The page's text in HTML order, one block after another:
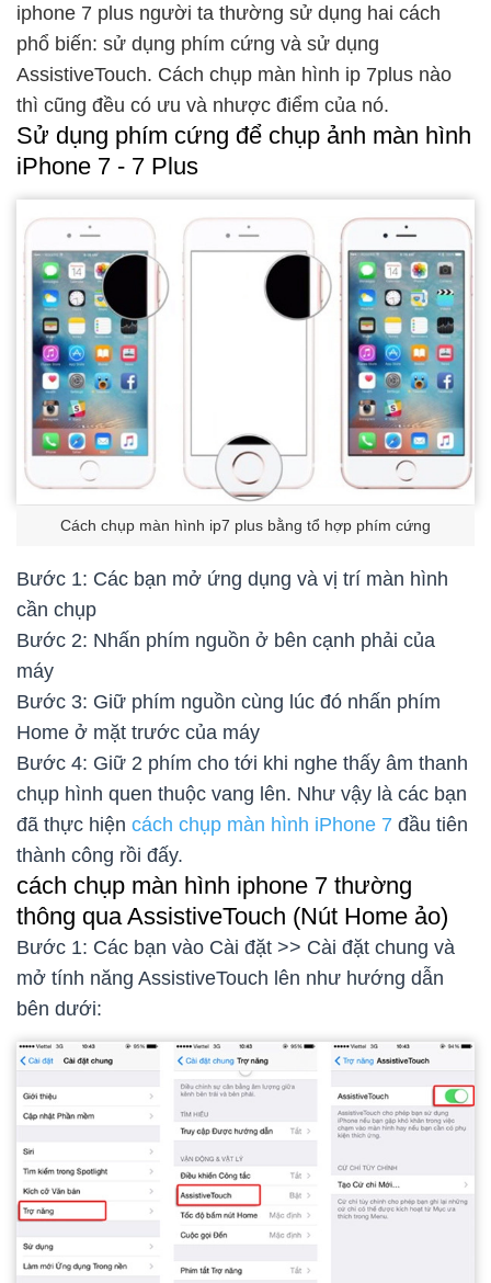
iphone 7 plus người ta thường sử dụng hai cách
phổ biến: sử dụng phím cứng và sử dụng
AssistiveTouch. Cách chụp màn hình ip 7plus nào
thì cũng đều có ưu và nhược điểm của nó.
Sử dụng phím cứng để chụp ảnh màn hình
iPhone 7 - 7 Plus
Cách chụp màn hình ip7 plus bằng tổ hợp phím cứng
Bước 1: Các bạn mở ứng dụng và vị trí màn hình
cần chụp
Bước 2: Nhấn phím nguồn ở bên cạnh phải của
máy
Bước 3: Giữ phím nguồn cùng lúc đó nhấn phím
Home ở mặt trước của máy
Bước 4: Giữ 2 phím cho tới khi nghe thấy âm thanh
chụp hình quen thuộc vang lên. Như vậy là các bạn
đã thực hiện cách chụp màn hình iPhone 7 đầu tiên
thành công rồi đấy.
cách chụp màn hình iphone 7 thường
thông qua AssistiveTouch (Nút Home ảo)
Bước 1: Các bạn vào Cài đặt >> Cài đặt chung và
mở tính năng AssistiveTouch lên như hướng dẫn
bên dưới: